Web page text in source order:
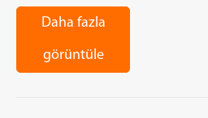
Daha fazla
görüntüle